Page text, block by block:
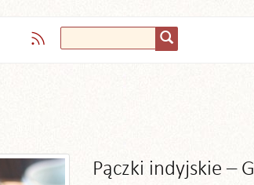
Pączki indyjskie –